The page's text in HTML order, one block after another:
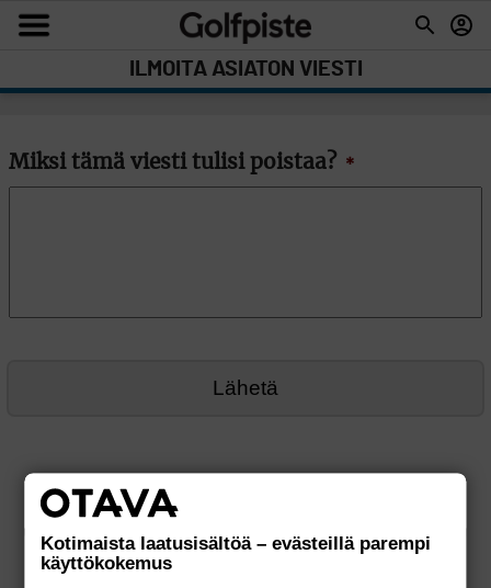
ILMOITA ASIATON VIESTI
Miksi tämä viesti tulisi poistaa? *
Kotimaista laatusisältöä – evästeillä parempi
käyttökokemus